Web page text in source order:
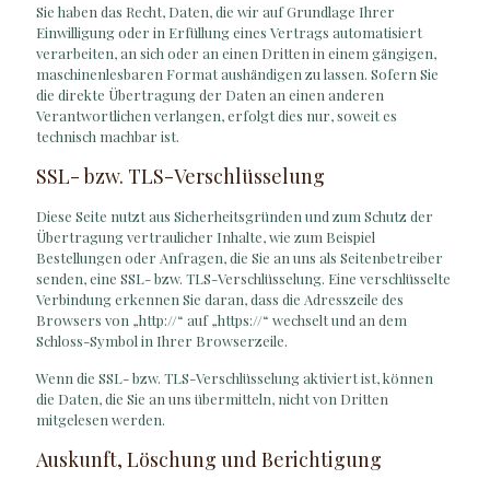
Sie haben das Recht, Daten, die wir auf Grundlage Ihrer
Einwilligung oder in Erfüllung eines Vertrags automatisiert
verarbeiten, an sich oder an einen Dritten in einem gängigen,
maschinenlesbaren Format aushändigen zu lassen. Sofern Sie
die direkte Übertragung der Daten an einen anderen
Verantwortlichen verlangen, erfolgt dies nur, soweit es
technisch machbar ist.
SSL- bzw. TLS-Verschlüsselung
Diese Seite nutzt aus Sicherheitsgründen und zum Schutz der
Übertragung vertraulicher Inhalte, wie zum Beispiel
Bestellungen oder Anfragen, die Sie an uns als Seitenbetreiber
senden, eine SSL- bzw. TLS-Verschlüsselung. Eine verschlüsselte
Verbindung erkennen Sie daran, dass die Adresszeile des
Browsers von „http://“ auf „https://“ wechselt und an dem
Schloss-Symbol in Ihrer Browserzeile.
Wenn die SSL- bzw. TLS-Verschlüsselung aktiviert ist, können
die Daten, die Sie an uns übermitteln, nicht von Dritten
mitgelesen werden.
Auskunft, Löschung und Berichtigung